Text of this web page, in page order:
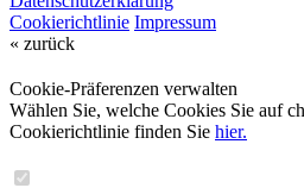
Cookierichtlinie Impressum
« zurück
Cookie-Präferenzen verwalten
Wählen Sie, welche Cookies Sie auf
Cookierichtlinie finden Sie hier.